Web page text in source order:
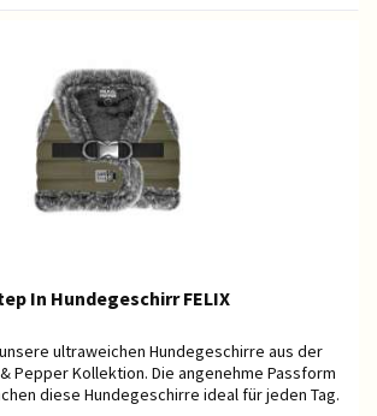
In Hundegeschirr FELIX
ultraweichen Hundegeschirre aus der
Pepper Kollektion. Die angenehme Passform
diese Hundegeschirre ideal für jeden Tag.